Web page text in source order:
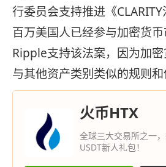
行委员会支持推进《
百万美国人已经参与加密货币
Ripple支持该法案，因为加
与其他资产类别类似的规则和
火币HTX
全球三大交易所之一
USDT新人礼包！